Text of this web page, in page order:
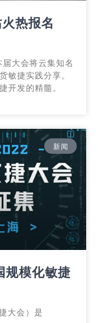
热报名
大会将云集知名
敏捷实践分享。
开发的精髓。
新闻
规模化敏捷
大会）是